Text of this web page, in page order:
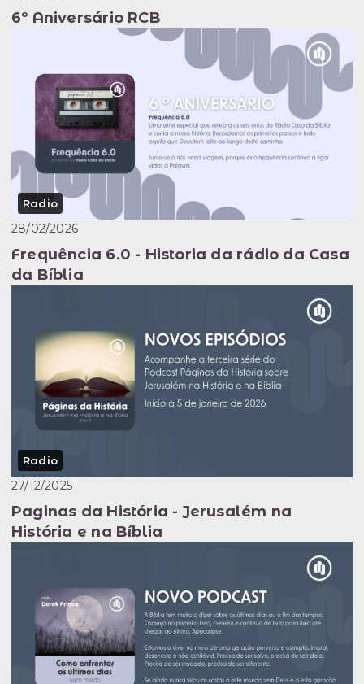
6º Aniversário RCB
Radio
28/02/2026
Frequência 6.0 - Historia da rádio da Casa
da Bíblia
Radio
27/12/2025
Paginas da História - Jerusalém na
História e na Bíblia